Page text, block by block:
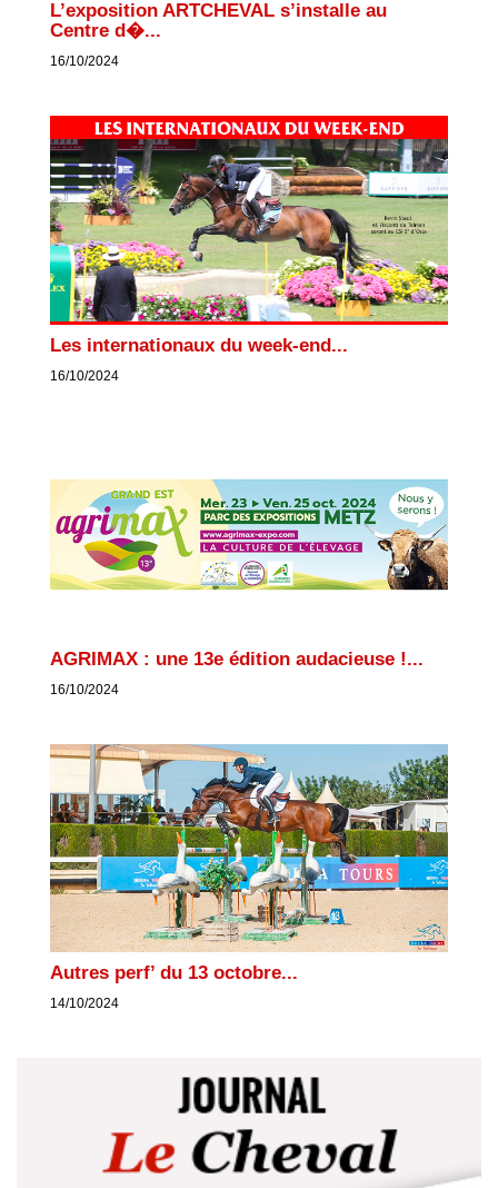
L’exposition ARTCHEVAL s’installe au
Centre d�...
16/10/2024
Les internationaux du week-end...
16/10/2024
AGRIMAX : une 13e édition audacieuse !...
16/10/2024
Autres perf’ du 13 octobre...
14/10/2024